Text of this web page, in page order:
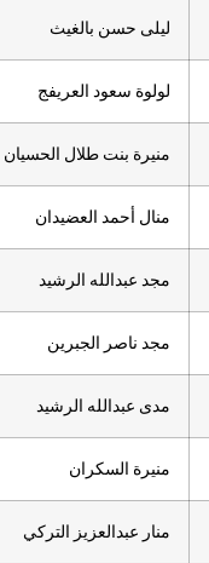
ليلى حسن بالغيث
لولوة سعود العريفج
منيرة بنت طلال الحسيان
منال أحمد العضيدان
مجد عبدالله الرشيد
مجد ناصر الجبرين
مدى عبدالله الرشيد
منيرة السكران
منار عبدالعزيز التركي